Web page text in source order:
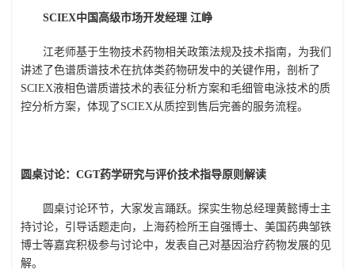
SCIEX中国高级市场开发经理 江峥
江老师基于生物技术药物相关政策法规及技术指南，为我们
讲述了色谱质谱技术在抗体类药物研发中的关键作用，剖析了
SCIEX液相色谱质谱技术的表征分析方案和毛细管电泳技术的质
控分析方案，体现了SCIEX从质控到售后完善的服务流程。
圆桌讨论：CGT药学研究与评价技术指导原则解读
圆桌讨论环节，大家发言踊跃。探实生物总经理黄懿博士主
持讨论，引导话题走向，上海药检所王自强博士、美国药典邹铁
博士等嘉宾积极参与讨论中，发表自己对基因治疗药物发展的见
解。